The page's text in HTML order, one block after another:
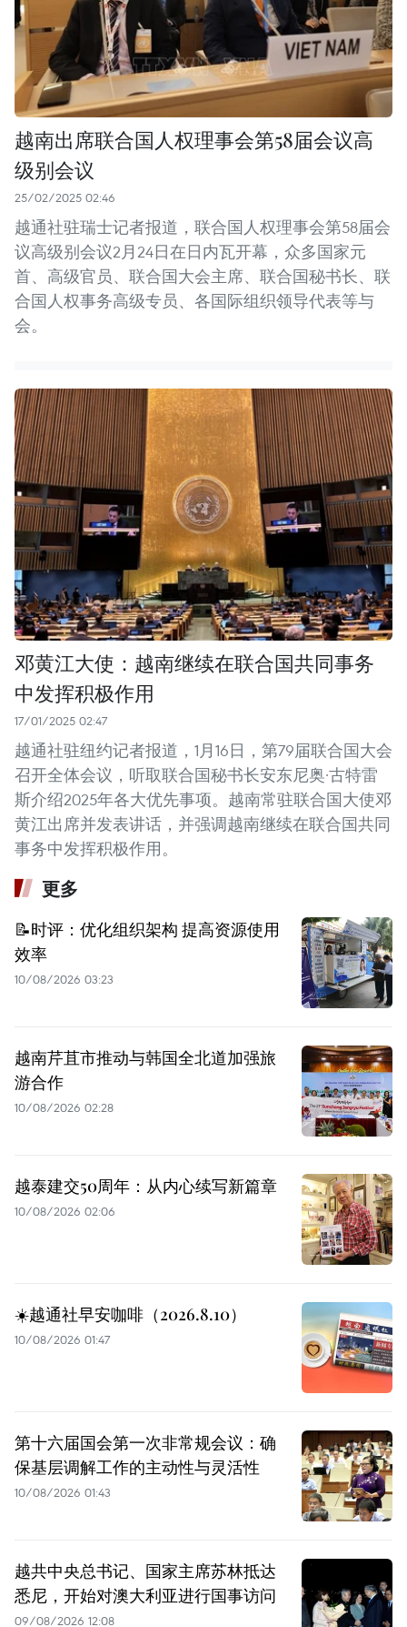
越南出席联合国人权理事会第58届会议高
级别会议
25/02/2025 02:46
越通社驻瑞士记者报道，联合国人权理事会第58届会
议高级别会议2月24日在日内瓦开幕，众多国家元
首、高级官员、联合国大会主席、联合国秘书长、联
合国人权事务高级专员、各国际组织领导代表等与
会。
邓黄江大使：越南继续在联合国共同事务
中发挥积极作用
17/01/2025 02:47
越通社驻纽约记者报道，1月16日，第79届联合国大会
召开全体会议，听取联合国秘书长安东尼奥·古特雷
斯介绍2025年各大优先事项。越南常驻联合国大使邓
黄江出席并发表讲话，并强调越南继续在联合国共同
事务中发挥积极作用。
更多
📝时评：优化组织架构 提高资源使用
效率
10/08/2026 03:23
越南芹苴市推动与韩国全北道加强旅
游合作
10/08/2026 02:28
越泰建交50周年：从内心续写新篇章
10/08/2026 02:06
☀️越通社早安咖啡（2026.8.10）
10/08/2026 01:47
第十六届国会第一次非常规会议：确
保基层调解工作的主动性与灵活性
10/08/2026 01:43
越共中央总书记、国家主席苏林抵达
悉尼，开始对澳大利亚进行国事访问
09/08/2026 12:08